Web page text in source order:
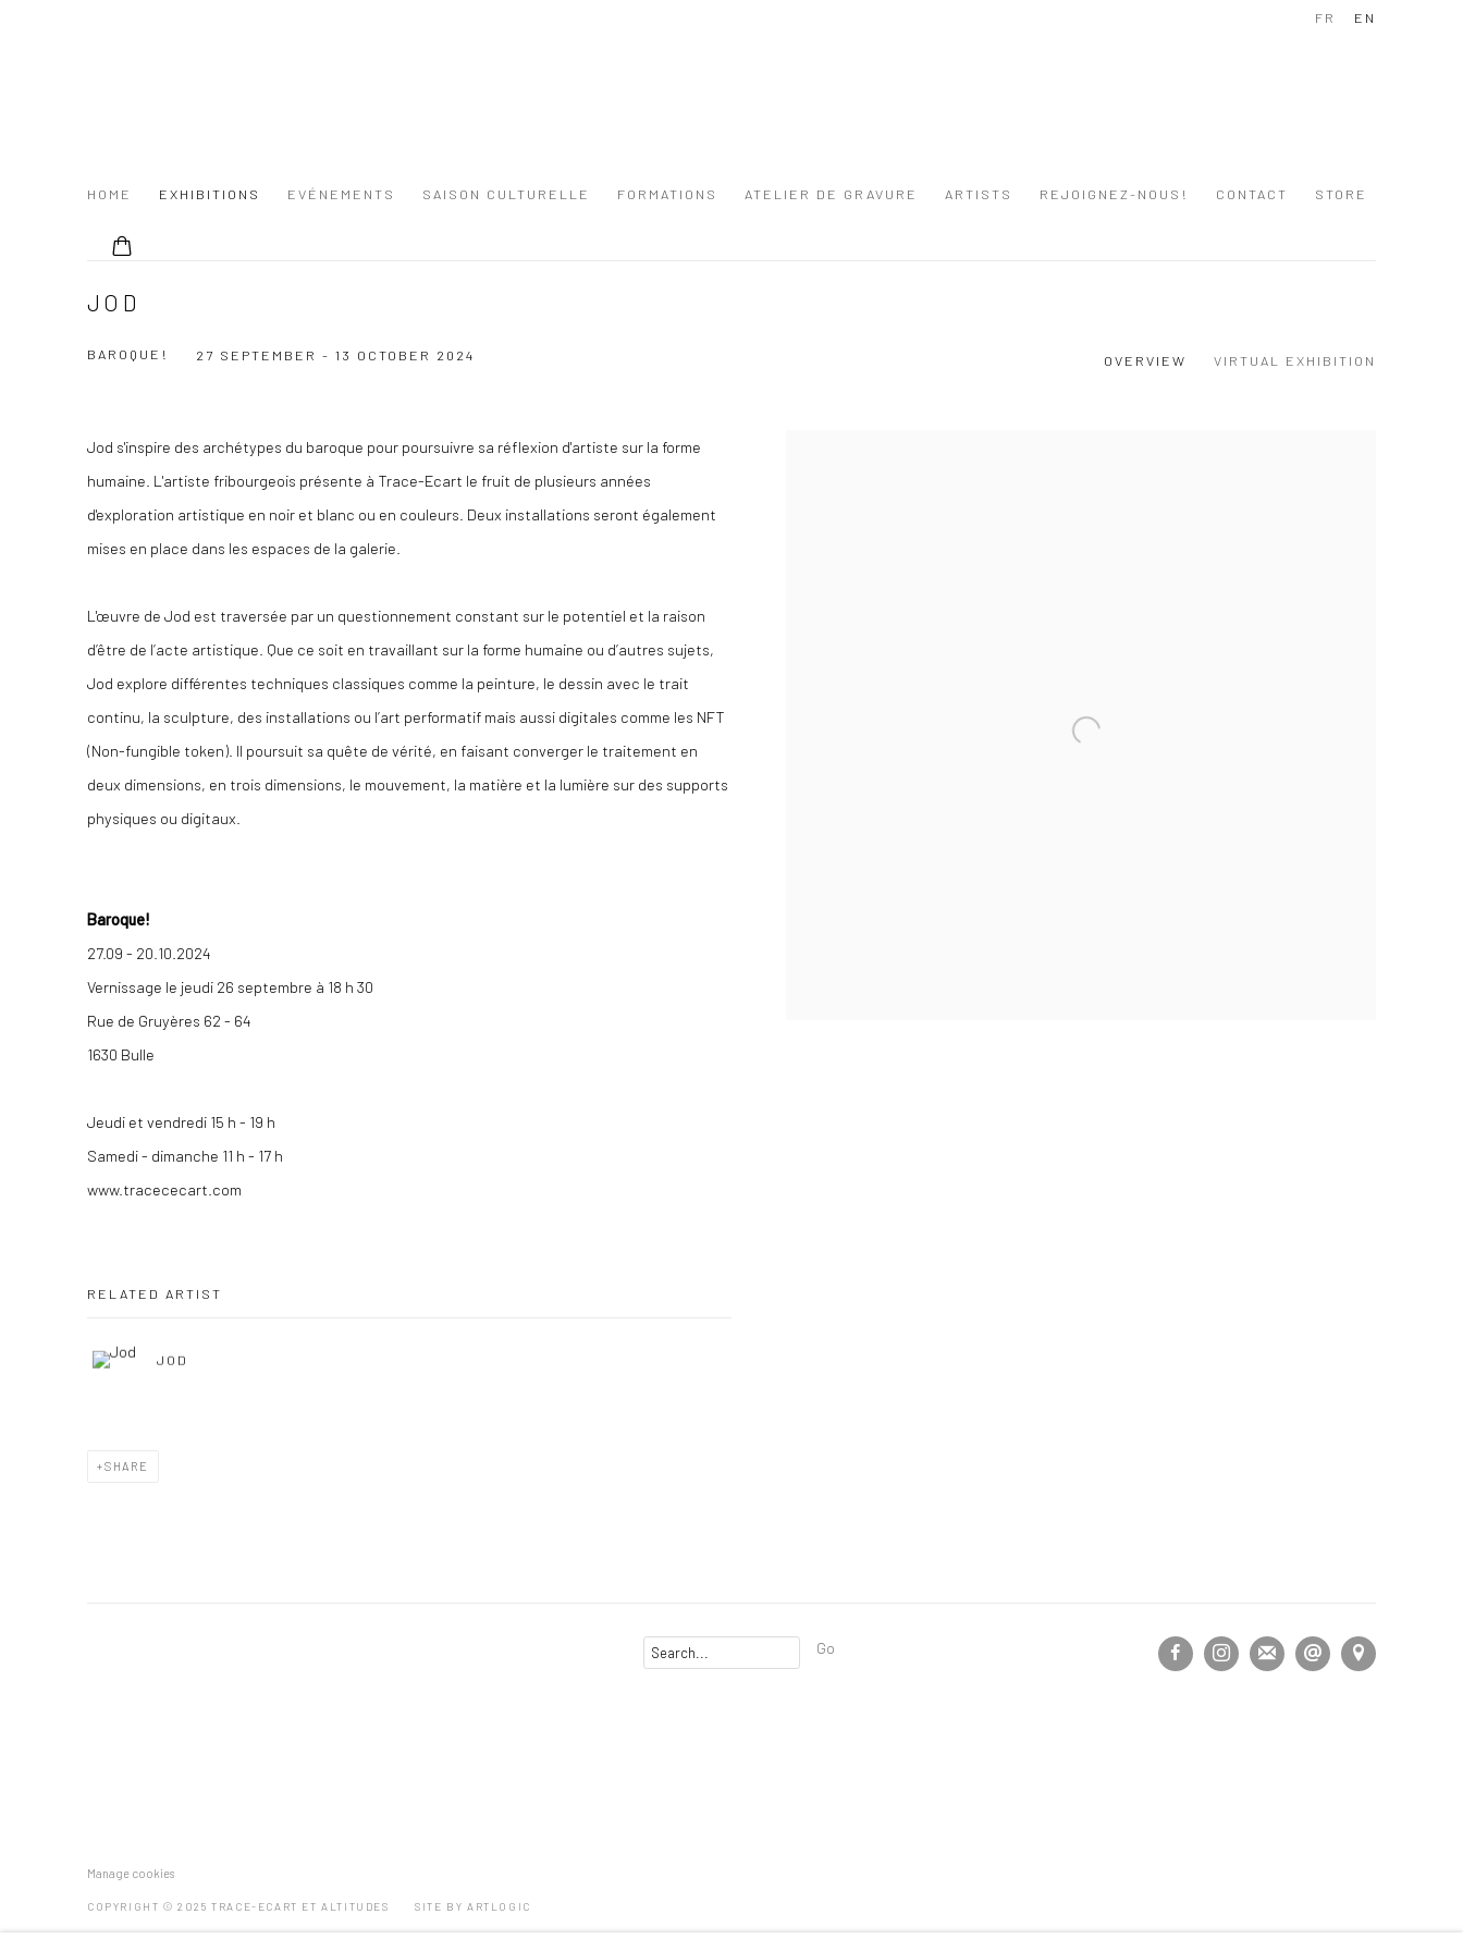
HOME EXHIBITIONS EVÉNEMENTS SAISON CULTURELLE FORMATIONS ATELIER DE GRAVURE ARTISTS REJOIGNEZ-NOUS! CONTACT STORE
FR EN
JOD
BAROQUE! 27 SEPTEMBER - 13 OCTOBER 2024 OVERVIEW VIRTUAL EXHIBITION
Jod s'inspire des archétypes du baroque pour poursuivre sa réflexion d'artiste sur la forme
humaine. L'artiste fribourgeois présente à Trace-Ecart le fruit de plusieurs années
d'exploration artistique en noir et blanc ou en couleurs. Deux installations seront également
mises en place dans les espaces de la galerie.
L'œuvre de Jod est traversée par un questionnement constant sur le potentiel et la raison
d’être de l’acte artistique. Que ce soit en travaillant sur la forme humaine ou d’autres sujets,
Jod explore différentes techniques classiques comme la peinture, le dessin avec le trait
continu, la sculpture, des installations ou l’art performatif mais aussi digitales comme les NFT
(Non-fungible token). Il poursuit sa quête de vérité, en faisant converger le traitement en
deux dimensions, en trois dimensions, le mouvement, la matière et la lumière sur des supports
physiques ou digitaux.
Baroque!
27.09 - 20.10.2024
Vernissage le jeudi 26 septembre à 18 h 30
Rue de Gruyères 62 - 64
1630 Bulle
Jeudi et vendredi 15 h - 19 h
Samedi - dimanche 11 h - 17 h
www.tracececart.com
RELATED ARTIST
JOD
SHARE
Go
Manage cookies
COPYRIGHT © 2025 TRACE-ECART ET ALTITUDES SITE BY ARTLOGIC